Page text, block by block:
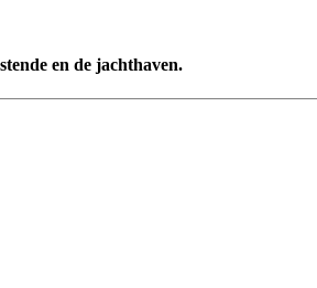
en de jachthaven.